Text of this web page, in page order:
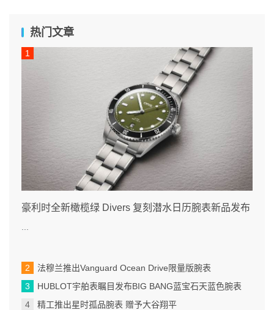
热门文章
豪利时全新橄榄绿 Divers 复刻潜水日历腕表新品发布
法穆兰推出Vanguard Ocean Drive限量版腕表
HUBLOT宇舶表瞩目发布BIG BANG蓝宝石天蓝色腕表
精工推出星时孤品腕表 赠予大谷翔平